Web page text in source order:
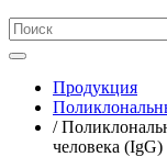
Продукция
/
человека (IgG)